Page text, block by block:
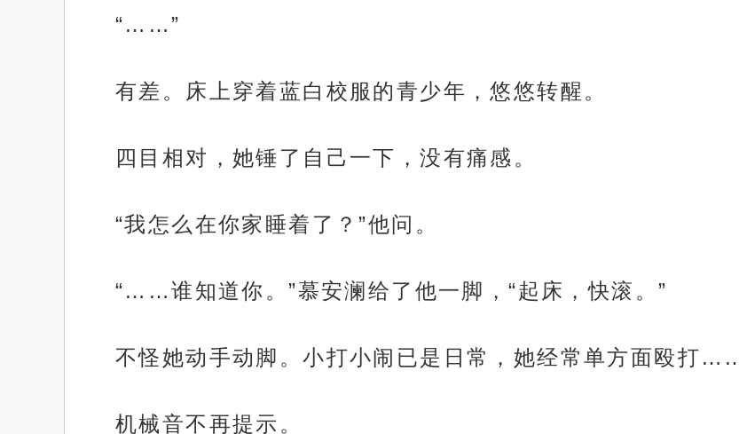
“……”
有差。床上穿着蓝白校服的青少年，悠悠转醒。
四目相对，她锤了自己一下，没有痛感。
“我怎么在你家睡着了？”他问。
“……谁知道你。”慕安澜给了他一脚，“起床，快滚。”
不怪她动手动脚。小打小闹已是日常，她经常单方面殴打
机械音不再提示。